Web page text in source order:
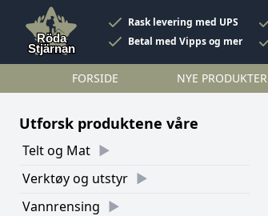
Rask levering med UPS
Betal med Vipps og mer
FORSIDE NYE PRODUKTER
Utforsk produktene våre
Telt og Mat
Verktøy og utstyr
Vannrensing